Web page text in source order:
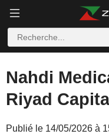
Nahdi
Riyad
Publié le 14/05/2026 à